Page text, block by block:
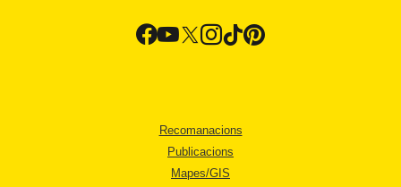
Recomanacions
Publicacions
Mapes/GIS